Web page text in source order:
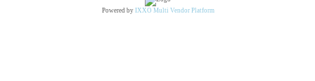
Powered by IXXO Multi Vendor Platform